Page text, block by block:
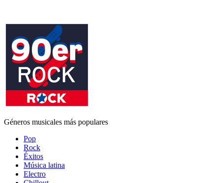
Géneros musicales más populares
Pop
Rock
Éxitos
Música latina
Electro